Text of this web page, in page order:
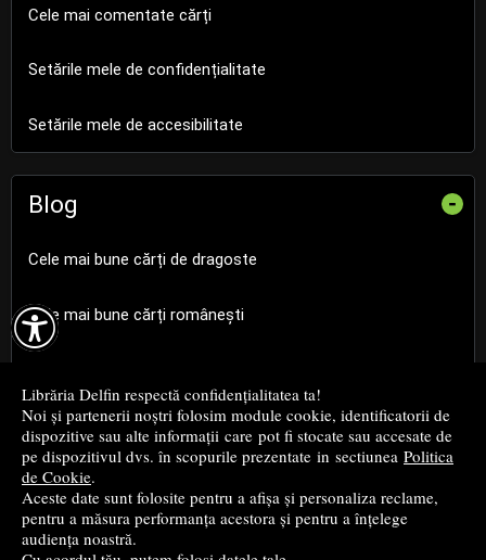

Librăria Delfin respectă confidențialitatea ta!
Noi și partenerii noștri folosim module cookie, identificatorii de
dispozitive sau alte informații care pot fi stocate sau accesate de
pe dispozitivul dvs. în scopurile prezentate in sectiunea Politica
de Cookie.
Aceste date sunt folosite pentru a afișa și personaliza reclame,
pentru a măsura performanța acestora și pentru a înțelege
audiența noastră.
Cele mai comentate cărți
Setările mele de confidențialitate
Setările mele de accesibilitate
Blog -
Cele mai bune cărți de dragoste
Cele mai bune cărți românești
Cele mai bune cărți de istorie
Top cărți beletristică
...toate știrile